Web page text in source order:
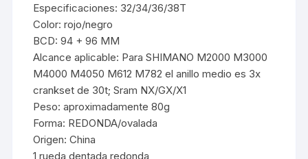
Especificaciones: 32/34/36/38T
Color: rojo/negro
BCD: 94 + 96 MM
Alcance aplicable: Para SHIMANO M2000 M3000
M4000 M4050 M612 M782 el anillo medio es 3x
crankset de 30t; Sram NX/GX/X1
Peso: aproximadamente 80g
Forma: REDONDA/ovalada
Origen: China
1 rueda dentada redonda